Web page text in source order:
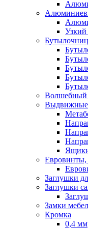
Волшебный
Выдвижные
Евровинты,
Заглушки
Заглушки
Замки
Кромка
0,4 мм